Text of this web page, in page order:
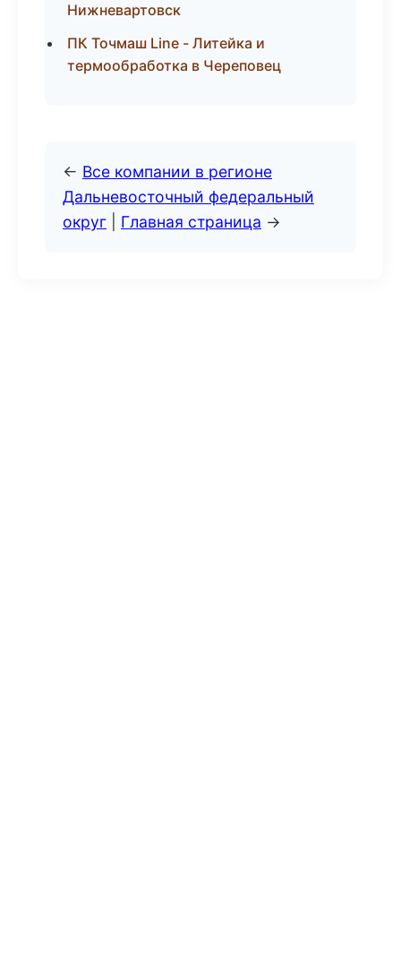
Нижневартовск
ПК Точмаш Line - Литейка и
термообработка в Череповец
← Все компании в регионе
Дальневосточный федеральный
округ
Главная страница →